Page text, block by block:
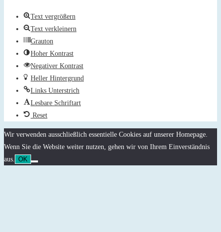
Text vergrößern
Text verkleinern
Grauton
Hoher Kontrast
Negativer Kontrast
Heller Hintergrund
Links Unterstrich
Lesbare Schriftart
Reset
Wir verwenden ausschließlich essentielle Cookies auf unserer Homepage.
Wenn Sie die Website weiter nutzen, gehen wir von Ihrem Einverständnis
aus.
OK